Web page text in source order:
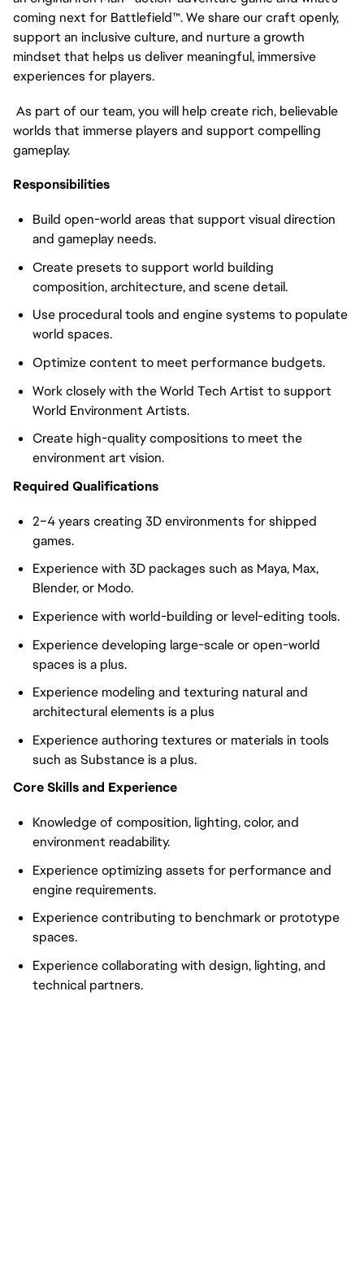
coming next for Battlefield™. We share our craft openly,
support an inclusive culture, and nurture a growth
mindset that helps us deliver meaningful, immersive
experiences for players.
As part of our team, you will help create rich, believable
worlds that immerse players and support compelling
gameplay.
Responsibilities
Build open-world areas that support visual direction
and gameplay needs.
Create presets to support world building
composition, architecture, and scene detail.
Use procedural tools and engine systems to populate
world spaces.
Optimize content to meet performance budgets.
Work closely with the World Tech Artist to support
World Environment Artists.
Create high-quality compositions to meet the
environment art vision.
Required Qualifications
2–4 years creating 3D environments for shipped
games.
Experience with 3D packages such as Maya, Max,
Blender, or Modo.
Experience with world-building or level-editing tools.
Experience developing large-scale or open-world
spaces is a plus.
Experience modeling and texturing natural and
architectural elements is a plus
Experience authoring textures or materials in tools
such as Substance is a plus.
Core Skills and Experience
Knowledge of composition, lighting, color, and
environment readability.
Experience optimizing assets for performance and
engine requirements.
Experience contributing to benchmark or prototype
spaces.
Experience collaborating with design, lighting, and
technical partners.